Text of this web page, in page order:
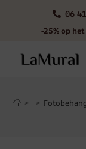
06
-25% op
> >